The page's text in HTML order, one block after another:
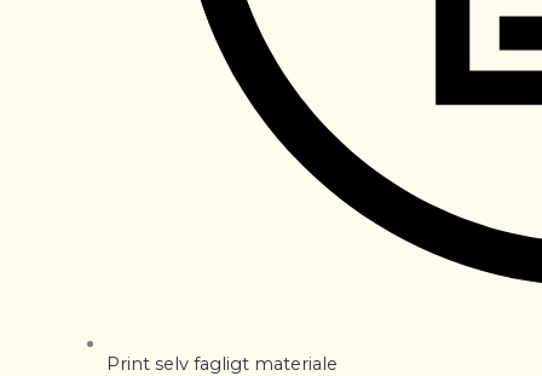
Print selv fagligt materiale